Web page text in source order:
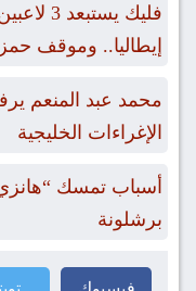
فليك
إيطاليا.. وموقف
محمد عبد المنعم
الإغراءات الخليجية
أسباب تمسك
برشلونة